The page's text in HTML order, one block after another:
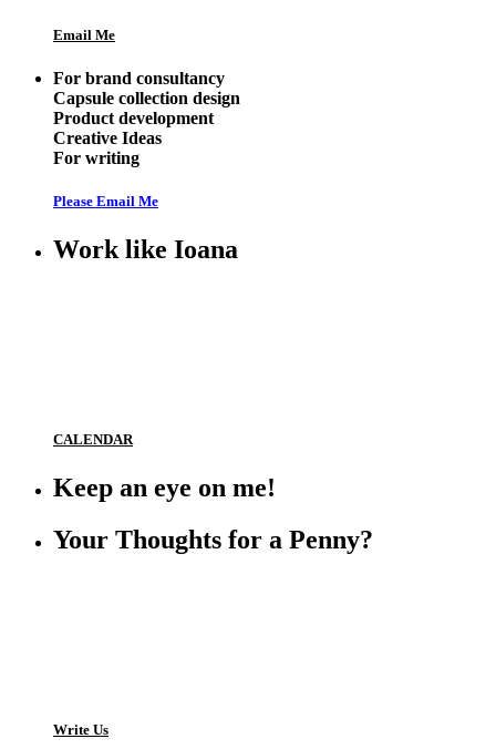
Email Me
For brand consultancy
Capsule collection design
Product development
Creative Ideas
For writing
Please Email Me
Work like Ioana
CALENDAR
Keep an eye on me!
Your Thoughts for a Penny?
Write Us